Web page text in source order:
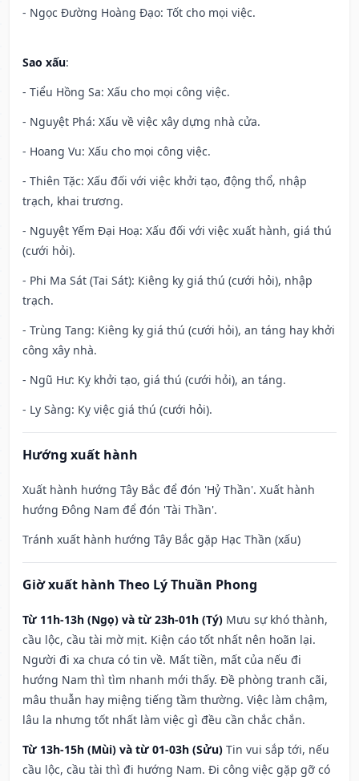
- Ngọc Đường Hoàng Đạo: Tốt cho mọi việc.
Sao xấu:
- Tiểu Hồng Sa: Xấu cho mọi công việc.
- Nguyệt Phá: Xấu về việc xây dựng nhà cửa.
- Hoang Vu: Xấu cho mọi công việc.
- Thiên Tặc: Xấu đối với việc khởi tạo, động thổ, nhập
trạch, khai trương.
- Nguyệt Yếm Đại Hoạ: Xấu đối với việc xuất hành, giá thú
(cưới hỏi).
- Phi Ma Sát (Tai Sát): Kiêng kỵ giá thú (cưới hỏi), nhập
trạch.
- Trùng Tang: Kiêng kỵ giá thú (cưới hỏi), an táng hay khởi
công xây nhà.
- Ngũ Hư: Kỵ khởi tạo, giá thú (cưới hỏi), an táng.
- Ly Sàng: Kỵ việc giá thú (cưới hỏi).
Hướng xuất hành
Xuất hành hướng Tây Bắc để đón 'Hỷ Thần'. Xuất hành
hướng Đông Nam để đón 'Tài Thần'.
Tránh xuất hành hướng Tây Bắc gặp Hạc Thần (xấu)
Giờ xuất hành Theo Lý Thuần Phong
Từ 11h-13h (Ngọ) và từ 23h-01h (Tý) Mưu sự khó thành,
cầu lộc, cầu tài mờ mịt. Kiện cáo tốt nhất nên hoãn lại.
Người đi xa chưa có tin về. Mất tiền, mất của nếu đi
hướng Nam thì tìm nhanh mới thấy. Đề phòng tranh cãi,
mâu thuẫn hay miệng tiếng tầm thường. Việc làm chậm,
lâu la nhưng tốt nhất làm việc gì đều cần chắc chắn.
Từ 13h-15h (Mùi) và từ 01-03h (Sửu) Tin vui sắp tới, nếu
cầu lộc, cầu tài thì đi hướng Nam. Đi công việc gặp gỡ có